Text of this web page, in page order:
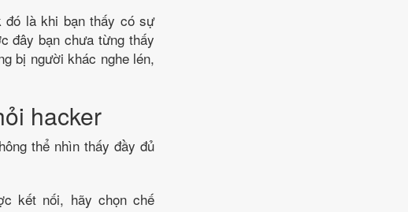
đó là khi bạn thấy có sự
đây bạn chưa từng thấy
bị người khác nghe lén,
hacker
thể nhìn thấy đầy đủ
kết nối, hãy chọn chế